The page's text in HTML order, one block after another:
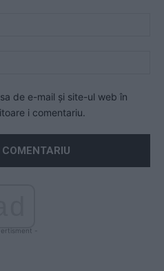
de e-mail și site-ul web în
i comentariu.
-